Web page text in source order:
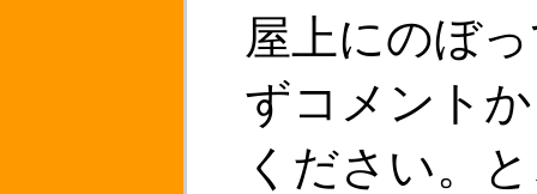
屋上にのぼ
ずコメント
ください。